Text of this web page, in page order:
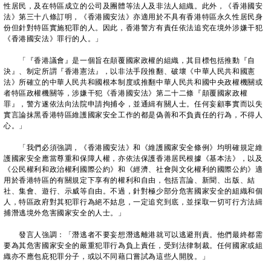
性居民，及在特區成立的公司及團體等法人及非法人組織。此外，《香港國安
法》第三十八條訂明，《香港國安法》亦適用於不具有香港特區永久性居民身
份但針對特區實施犯罪的人。因此，香港警方有責任依法追究在境外涉嫌干犯
《香港國安法》罪行的人。」
「『香港議會』是一個旨在顛覆國家政權的組織，其目標包括推動『自
決』、制定所謂『香港憲法』，以非法手段推翻、破壞《中華人民共和國憲
法》所確立的中華人民共和國根本制度或推翻中華人民共和國中央政權機關或
者特區政權機關等，涉嫌干犯《香港國安法》第二十二條『顛覆國家政權
罪』，警方遂依法向法院申請拘捕令，並通緝有關人士。任何妄顧事實而以失
實言論抹黑香港特區維護國家安全工作的都是偽善和不負責任的行為，不得人
心。」
「我們必須強調，《香港國安法》和《維護國家安全條例》均明確規定維
護國家安全應當尊重和保障人權，亦依法保護香港居民根據《基本法》，以及
《公民權利和政治權利國際公約》和《經濟、社會與文化權利的國際公約》適
用於香港特區的有關規定下享有的權利和自由，包括言論、新聞、出版、結
社、集會、遊行、示威等自由。不過，針對極少部分危害國家安全的組織和個
人，特區政府對其犯罪行為絕不姑息，一定追究到底，並採取一切可行方法緝
捕潛逃境外危害國家安全的人士。」
發言人強調：「潛逃者不要妄想潛逃離港就可以逃避刑責。他們最終都需
要為其危害國家安全的嚴重犯罪行為負上責任，受到法律制裁。任何國家或組
織亦不應包庇犯罪分子，或以不同藉口嘗試為這些人開脫。」